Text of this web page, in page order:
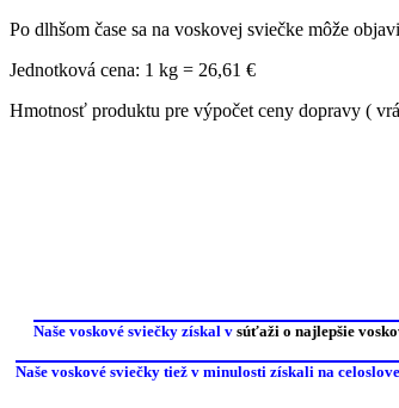
Po dlhšom čase sa na voskovej sviečke môže
Jednotková cena: 1 kg = 26,61 €
Hmotnosť produktu pre výpočet ceny dopravy (
Naše voskové sviečky získal v súťaži o najlepšie
Naše voskové sviečky tiež v minulosti získali na